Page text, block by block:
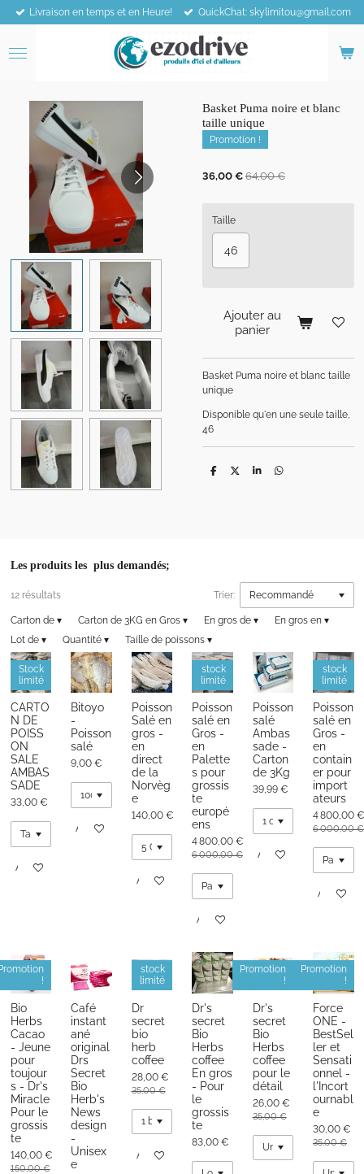
Passer
principal
Livraison en temps et en Heure! QuickChat: skylimitou@gmail.com
Basket Puma noire et blanc
taille unique
Promotion !
36,00 € 64,00 €
Taille
46
Ajouter au
panier
Basket Puma noire et blanc taille
unique
Disponible qu'en une seule taille,
46
P
P
P
P
Les produits les plus demandés;
12 résultats Trier:
Carton de ▾ Carton de 3KG en Gros ▾ En gros de ▾ En gros en ▾
Lot de ▾ Quantité ▾ Taille de poissons ▾
Stock
limité
CARTO
N DE
POISS
ON
SALE
AMBAS
SADE
33,00 €
Ajouter au panier
Bitoyo
-
Poisson
salé
9,00 €
Ajouter au panier
Poisson
Salé en
gros -
en
direct
de la
Norvèg
e
140,00 €
Ajouter au panier
stock
limité
Poisson
salé en
Gros -
en
Palette
s pour
grossis
te
europé
ens
4 800,00 €
6 000,00 €
Ajouter au panier
Poisson
salé
Ambas
sade -
Carton
de 3Kg
39,99 €
Ajouter au panier
stock
limité
Poisson
salé en
Gros -
en
contain
er pour
import
ateurs
4 800,00 €
6 000,00 €
Ajouter
!
Bio
Herbs
Cacao
- Jeune
pour
toujour
s - Dr's
Miracle
Pour le
grossis
te
140,00 €
150,00 €
Café
instant
ané
original
Drs
Secret
Bio
Herb's
News
design
-
Unisex
e
stock
limité
Dr
secret
bio
herb
coffee
28,00 €
35,00 €
Ajouter au panier
Dr's
secret
Bio
Herbs
coffee
En gros
- Pour
le
grossis
te
83,00 €
Promotion
!
Dr's
secret
Bio
Herbs
coffee
pour le
détail
26,00 €
35,00 €
Promotion
!
Force
ONE -
BestSel
ler et
Sensati
onnel -
l'Incort
ournabl
e
30,00 €
35,00 €